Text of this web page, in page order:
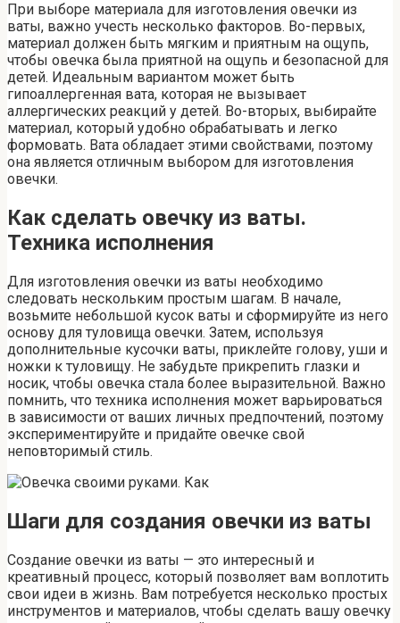
При выборе материала для изготовления овечки из
ваты, важно учесть несколько факторов. Во-первых,
материал должен быть мягким и приятным на ощупь,
чтобы овечка была приятной на ощупь и безопасной для
детей. Идеальным вариантом может быть
гипоаллергенная вата, которая не вызывает
аллергических реакций у детей. Во-вторых, выбирайте
материал, который удобно обрабатывать и легко
формовать. Вата обладает этими свойствами, поэтому
она является отличным выбором для изготовления
овечки.
Как сделать овечку из ваты.
Техника исполнения
Для изготовления овечки из ваты необходимо
следовать нескольким простым шагам. В начале,
возьмите небольшой кусок ваты и сформируйте из него
основу для туловища овечки. Затем, используя
дополнительные кусочки ваты, приклейте голову, уши и
ножки к туловищу. Не забудьте прикрепить глазки и
носик, чтобы овечка стала более выразительной. Важно
помнить, что техника исполнения может варьироваться
в зависимости от ваших личных предпочтений, поэтому
экспериментируйте и придайте овечке свой
неповторимый стиль.
Шаги для создания овечки из ваты
Создание овечки из ваты — это интересный и
креативный процесс, который позволяет вам воплотить
свои идеи в жизнь. Вам потребуется несколько простых
инструментов и материалов, чтобы сделать вашу овечку